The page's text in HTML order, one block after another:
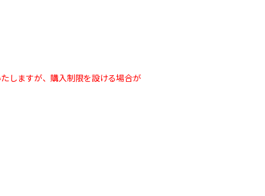
しますが、購入制限を設ける場合が